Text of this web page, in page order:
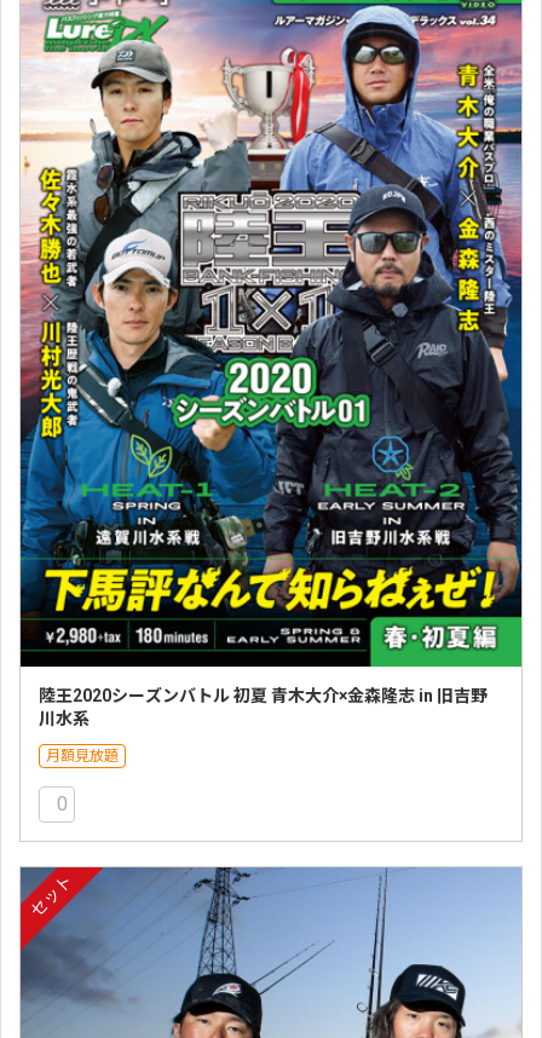
陸王2020シーズンバトル 初夏 青木大介×金森隆志 in 旧吉野
川水系
月額見放題
0
セット